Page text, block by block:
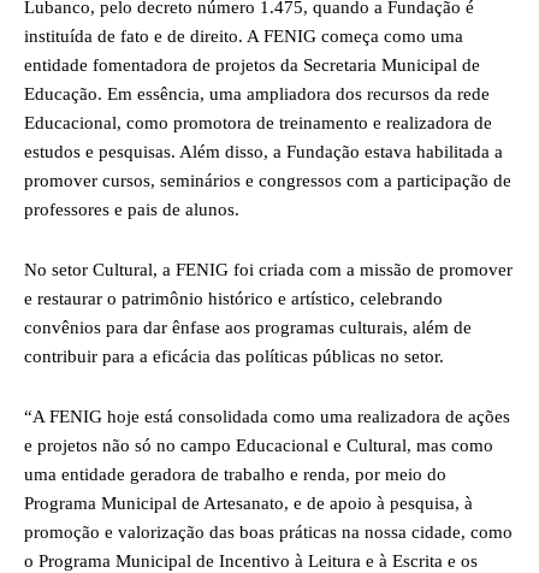
Lubanco, pelo decreto número 1.475, quando a Fundação é
instituída de fato e de direito. A FENIG começa como uma
entidade fomentadora de projetos da Secretaria Municipal de
Educação. Em essência, uma ampliadora dos recursos da rede
Educacional, como promotora de treinamento e realizadora de
estudos e pesquisas. Além disso, a Fundação estava habilitada a
promover cursos, seminários e congressos com a participação de
professores e pais de alunos.
No setor Cultural, a FENIG foi criada com a missão de promover
e restaurar o patrimônio histórico e artístico, celebrando
convênios para dar ênfase aos programas culturais, além de
contribuir para a eficácia das políticas públicas no setor.
“A FENIG hoje está consolidada como uma realizadora de ações
e projetos não só no campo Educacional e Cultural, mas como
uma entidade geradora de trabalho e renda, por meio do
Programa Municipal de Artesanato, e de apoio à pesquisa, à
promoção e valorização das boas práticas na nossa cidade, como
o Programa Municipal de Incentivo à Leitura e à Escrita e os